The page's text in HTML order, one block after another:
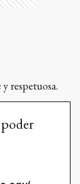
respetuosa.